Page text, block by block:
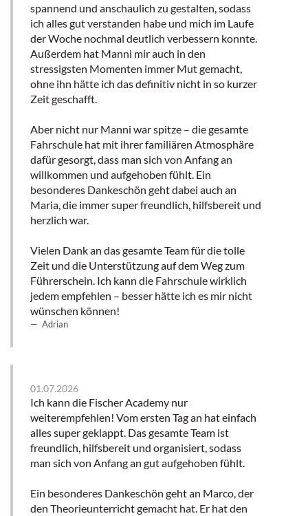
spannend und anschaulich zu gestalten, sodass
ich alles gut verstanden habe und mich im Laufe
der Woche nochmal deutlich verbessern konnte.
Außerdem hat Manni mir auch in den
stressigsten Momenten immer Mut gemacht,
ohne ihn hätte ich das definitiv nicht in so kurzer
Zeit geschafft.
Aber nicht nur Manni war spitze – die gesamte
Fahrschule hat mit ihrer familiären Atmosphäre
dafür gesorgt, dass man sich von Anfang an
willkommen und aufgehoben fühlt. Ein
besonderes Dankeschön geht dabei auch an
Maria, die immer super freundlich, hilfsbereit und
herzlich war.
Vielen Dank an das gesamte Team für die tolle
Zeit und die Unterstützung auf dem Weg zum
Führerschein. Ich kann die Fahrschule wirklich
jedem empfehlen – besser hätte ich es mir nicht
wünschen können!
Adrian
01.07.2026
Ich kann die Fischer Academy nur
weiterempfehlen! Vom ersten Tag an hat einfach
alles super geklappt. Das gesamte Team ist
freundlich, hilfsbereit und organisiert, sodass
man sich von Anfang an gut aufgehoben fühlt.
Ein besonderes Dankeschön geht an Marco, der
den Theorieunterricht gemacht hat. Er hat den